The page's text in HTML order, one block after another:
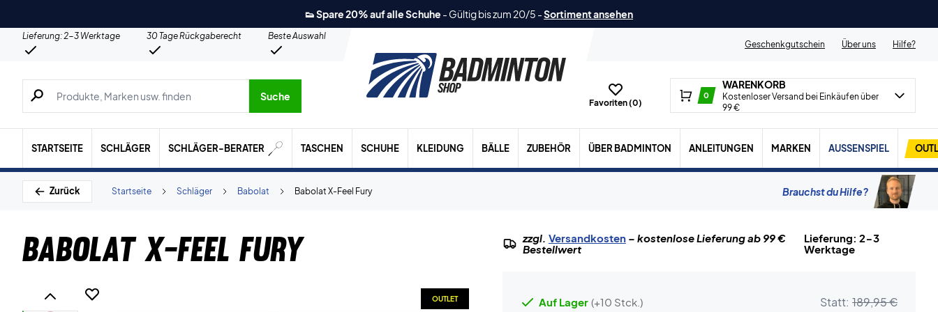
👟 Spare 20% auf alle Schuhe - Gültig bis zum 20/5 -Sortiment ansehen
Lieferung: 2-3 Werktage 30 Tage Rückgaberecht
Beste Auswahl
Geschenkgutschein
Über uns Hilfe?
Suche nach Produkten, Marken usw.
Suche
Favoriten (0)
0
WARENKORB
Kostenloser Versand bei Einkäufen über
99 €
STARTSEITE SCHLÄGER SCHLÄGER-BERATER TASCHEN SCHUHE KLEIDUNG BÄLLE ZUBEHÖR ÜBER BADMINTON ANLEITUNGEN MARKEN AUSSENSPIEL
Zurück Babolat X-Feel Fury
Babolat
Schläger
Startseite Brauchst du Hilfe?
Babolat X-Feel Fury
OUTLET
zzgl. Versandkosten– kostenlose Lieferung ab 99 €
Bestellwert
Lieferung: 2-3
Werktage
Auf Lager (+10 Stck.) Statt: 189,95 €